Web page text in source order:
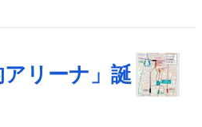
リーナ」誕